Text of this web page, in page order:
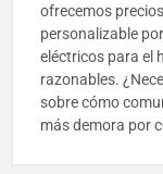
ofrecemos
personalizable
eléctricos para el
razonables.
sobre cómo
más demora por